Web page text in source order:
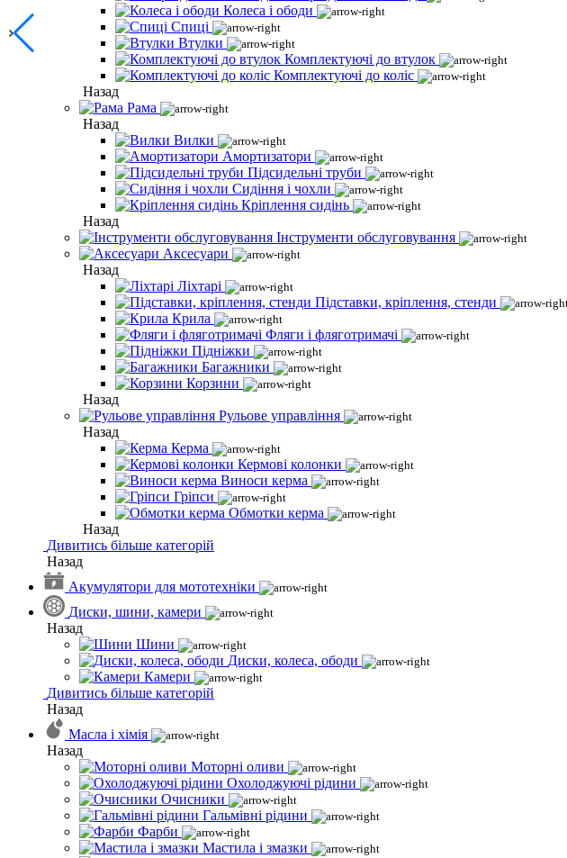
Колеса і ободи
Спиці
Втулки
Комплектуючі до втулок
Комплектуючі до коліс
Назад
Рама
Назад
Вилки
Амортизатори
Підсидельні труби
Сидіння і чохли
Кріплення сидінь
Назад
Інструменти обслуговування
Аксесуари
Назад
Ліхтарі
Підставки, кріплення, стенди
Крила
Фляги і фляготримачі
Підніжки
Багажники
Корзини
Назад
Рульове управління
Назад
Керма
Кермові колонки
Виноси керма
Гріпси
Обмотки керма
Назад
Дивитись більше категорій
Назад
Акумулятори для мототехніки
Диски, шини, камери
Назад
Шини
Диски, колеса, ободи
Камери
Дивитись більше категорій
Назад
Масла і хімія
Назад
Моторні оливи
Охолоджуючі рідини
Очисники
Гальмівні рідини
Фарби
Мастила і змазки